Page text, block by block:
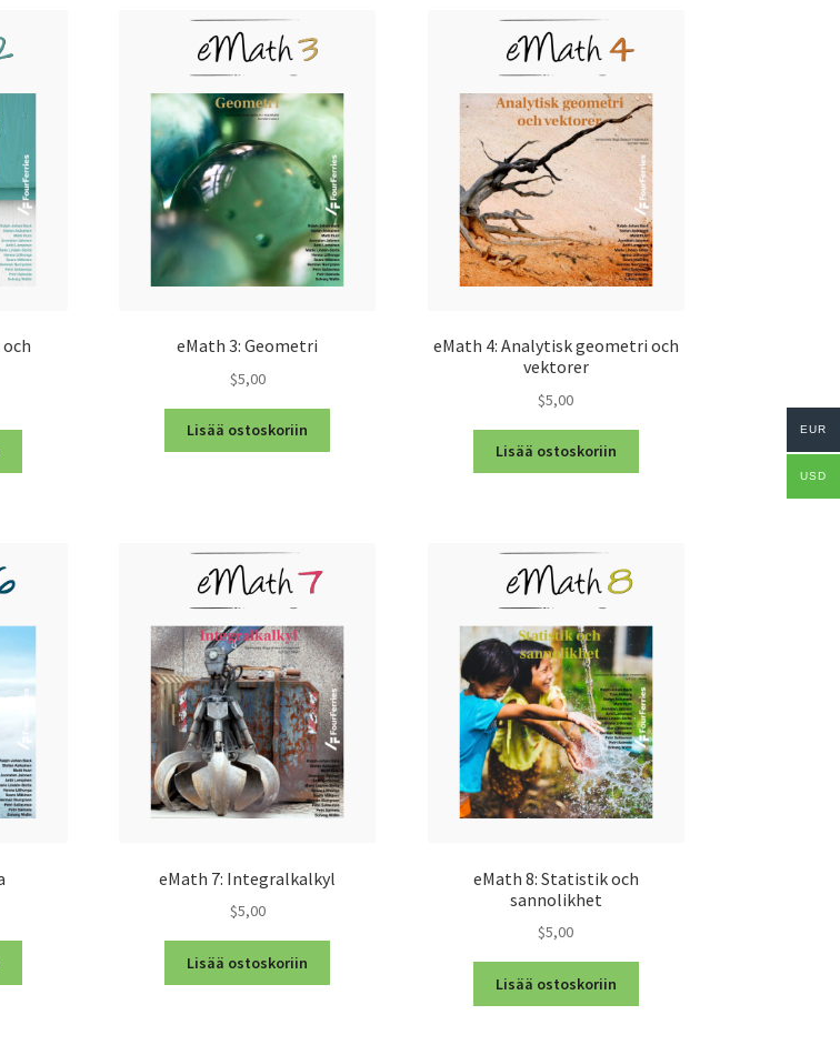
eMath 3: Geometri
$5,00
Lisää ostoskoriin
eMath 4: Analytisk geometri och
vektorer
$5,00
Lisää ostoskoriin
eMath 7: Integralkalkyl
$5,00
Lisää ostoskoriin
eMath 8: Statistik och
sannolikhet
$5,00
Lisää ostoskoriin
EUR
USD